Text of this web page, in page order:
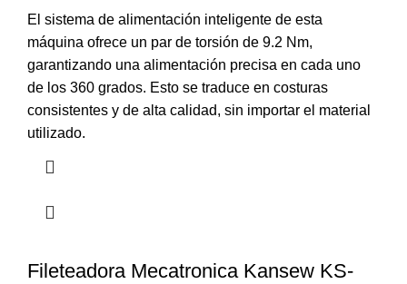
El sistema de alimentación inteligente de esta
máquina ofrece un par de torsión de 9.2 Nm,
garantizando una alimentación precisa en cada uno
de los 360 grados. Esto se traduce en costuras
consistentes y de alta calidad, sin importar el material
utilizado.
Fileteadora Mecatronica Kansew KS-